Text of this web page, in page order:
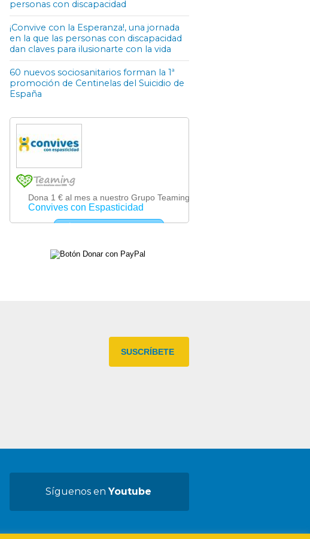
personas con discapacidad
¡Convive con la Esperanza!, una jornada
en la que las personas con discapacidad
dan claves para ilusionarte con la vida
60 nuevos sociosanitarios forman la 1ª
promoción de Centinelas del Suicidio de
España
Síguenos enYoutube